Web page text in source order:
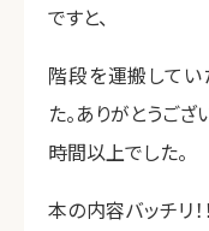
ですと、
階段を運搬してい
た。ありがとうござ
時間以上でした。
本の内容バッチリ！